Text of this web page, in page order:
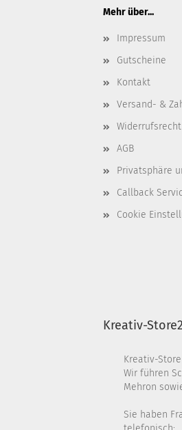
Mehr über...
Impressum
Gutscheine
Kontakt
Versand- &
AGB
Privatsphäre
Callback
Cookie
Kreativ-
Kreativ-
Wir führen
Mehron
Sie haben